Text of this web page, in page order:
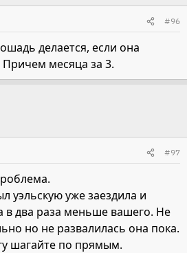
#96
делается, если она
месяца за 3.
#97
уэльскую уже заездила и
в два раза меньше вашего. Не
но не развалилась она пока.
шагайте по прямым.